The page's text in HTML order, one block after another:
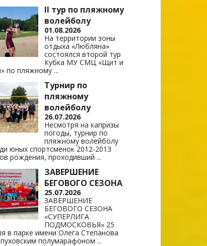
II тур по пляжному
волейболу
01.08.2026
На территории зоны
отдыха «Любляна»
состоялся второй тур
Кубка МУ СМЦ «Щит и
по пляжному ...
Турнир по
пляжному
волейболу
26.07.2026
Несмотря на капризы
погоды, турнир по
пляжному волейболу
юных спортсменок 2012-2013
рождения, проходивший ...
ЗАВЕРШЕНИЕ
БЕГОВОГО СЕЗОНА
25.07.2026
ЗАВЕРШЕНИЕ
БЕГОВОГО СЕЗОНА
«СУПЕРЛИГА
ПОДМОСКОВЬЯ» 25
в парке имени Олега Степанова
полумарафоном ...